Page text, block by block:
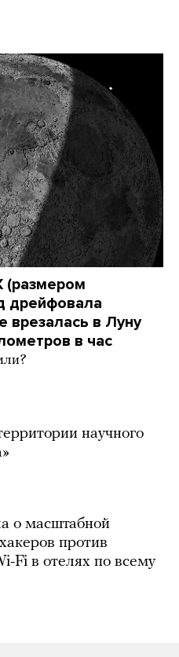
(размером
дрейфовала
врезалась в Луну
в час
научного
о масштабной
против
Fi в отелях по всему